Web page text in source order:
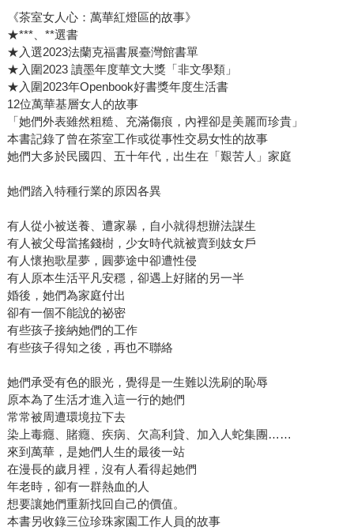
《茶室女人心：萬華紅燈區的故事》
★***、**選書
★入選2023法蘭克福書展臺灣館書單
★入圍2023 讀墨年度華文大獎「非文學類」
★入圍2023年Openbook好書獎年度生活書
12位萬華基層女人的故事
「她們外表雖然粗糙、充滿傷痕，內裡卻是美麗而珍貴」
本書記錄了曾在茶室工作或從事性交易女性的故事
她們大多於民國四、五十年代，出生在「艱苦人」家庭
她們踏入特種行業的原因各異
有人從小被送養、遭家暴，自小就得想辦法謀生
有人被父母當搖錢樹，少女時代就被賣到妓女戶
有人懷抱歌星夢，圓夢途中卻遭性侵
有人原本生活平凡安穩，卻遇上好賭的另一半
婚後，她們為家庭付出
卻有一個不能說的祕密
有些孩子接納她們的工作
有些孩子得知之後，再也不聯絡
她們承受有色的眼光，覺得是一生難以洗刷的恥辱
原本為了生活才進入這一行的她們
常常被周遭環境拉下去
染上毒癮、賭癮、疾病、欠高利貸、加入人蛇集團……
來到萬華，是她們人生的最後一站
在漫長的歲月裡，沒有人看得起她們
年老時，卻有一群熱血的人
想要讓她們重新找回自己的價值。
本書另收錄三位珍珠家園工作人員的故事